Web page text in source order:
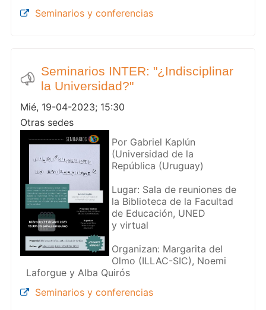
Seminarios y conferencias
Seminarios INTER: "¿Indisciplinar
la Universidad?"
Mié, 19-04-2023; 15:30
Otras sedes
Por Gabriel Kaplún
(Universidad de la
República (Uruguay)
Lugar: Sala de reuniones de
la Biblioteca de la Facultad
de Educación, UNED
y virtual
Organizan: Margarita del
Olmo (ILLAC-SIC), Noemi
Laforgue y Alba Quirós
Seminarios y conferencias